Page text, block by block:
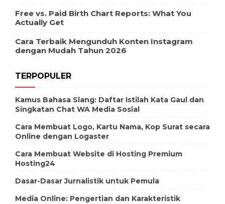
Free vs. Paid Birth Chart Reports: What You
Actually Get
Cara Terbaik Mengunduh Konten Instagram
dengan Mudah Tahun 2026
TERPOPULER
Kamus Bahasa Slang: Daftar Istilah Kata Gaul dan
Singkatan Chat WA Media Sosial
Cara Membuat Logo, Kartu Nama, Kop Surat secara
Online dengan Logaster
Cara Membuat Website di Hosting Premium
Hosting24
Dasar-Dasar Jurnalistik untuk Pemula
Media Online: Pengertian dan Karakteristik